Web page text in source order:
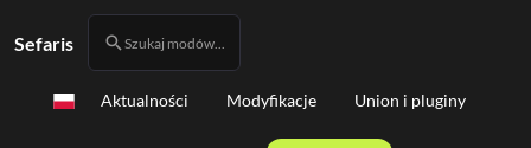
Sefaris Szukaj modów...
Aktualności Modyfikacje Union i pluginy